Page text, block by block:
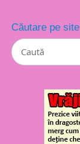
Căutare pe site